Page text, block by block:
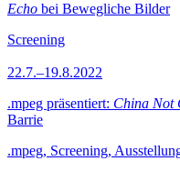
Echo bei Bewegliche Bilder
Screening
22.7.–19.8.2022
.mpeg präsentiert: China Not
Barrie
.mpeg, Screening,